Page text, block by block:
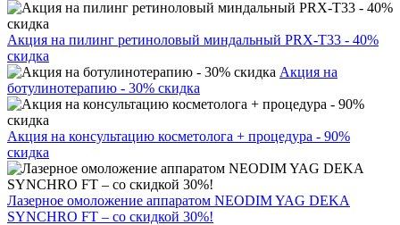
Акция на пилинг ретиноловый миндальный PRX-T33 - 40%
скидка
Акция на
ботулинотерапию - 30% скидка
Акция на консультацию косметолога + процедура - 90%
скидка
Лазерное омоложение аппаратом NEODIM YAG DEKA
SYNCHRO FT – со скидкой 30%!